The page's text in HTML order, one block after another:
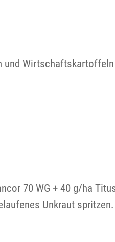
und
70 WG + 40 g/ha
Unkraut